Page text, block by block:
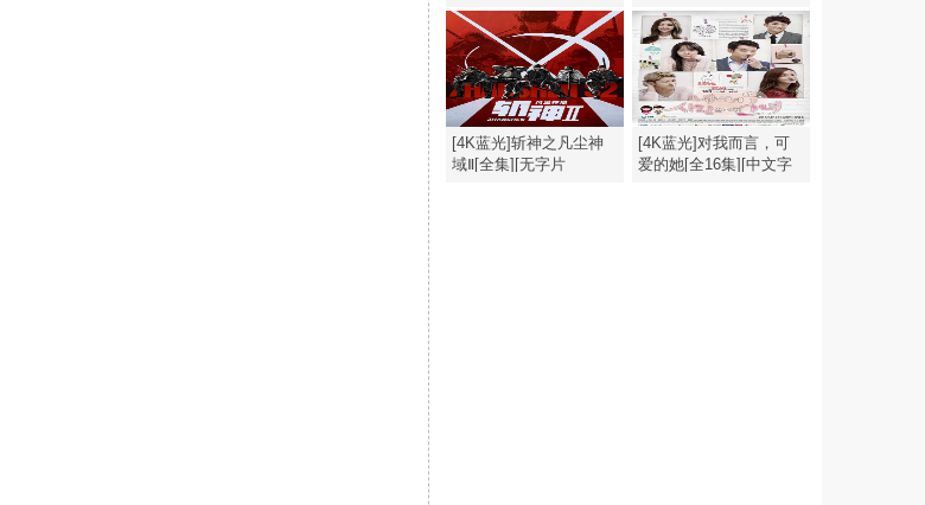
幕].1080p
[4K蓝光]斩神之凡尘神
域Ⅱ[全集][无字片
[4K蓝光]对我而言，可
爱的她[全16集][中文字